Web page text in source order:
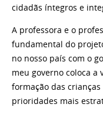
cidadãs íntegros e
A professora e o
fundamental do
no nosso país com o
meu governo coloca a
formação das
prioridades mais